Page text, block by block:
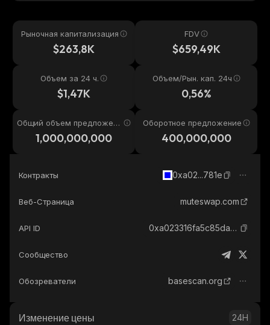
Рыночная капитализация
$263,8K
FDV
$659,49K
Объем за 24 ч.
$1,47K
Объем/Рын. кап. 24ч
0,56%
Общий объем предложени
1,000,000,000
Оборотное предложение
400,000,000
Контракты 0xa02...781e
Веб-Страница muteswap.com
API ID 0xa023316fa5c85dadf008c611790b3235433e781e_base
Сообщество
Обозреватели basescan.org
Изменение цены 24H